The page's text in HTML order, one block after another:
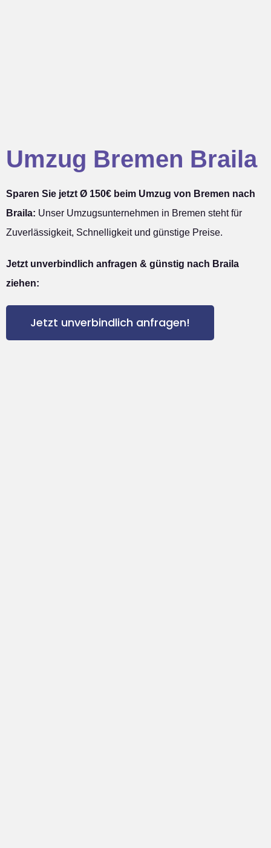
Umzug Bremen Braila
Sparen Sie jetzt Ø 150€ beim Umzug von Bremen nach
Braila: Unser Umzugsunternehmen in Bremen steht für
Zuverlässigkeit, Schnelligkeit und günstige Preise.
Jetzt unverbindlich anfragen & günstig nach Braila
ziehen:
Jetzt unverbindlich anfragen!